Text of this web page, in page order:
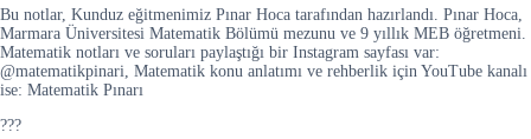
Bu notlar, Kunduz eğitmenimiz Pınar Hoca tarafından hazırlandı. Pınar Hoca,
Marmara Üniversitesi Matematik Bölümü mezunu ve 9 yıllık MEB öğretmeni.
Matematik notları ve soruları paylaştığı bir Instagram sayfası var:
@matematikpinari, Matematik konu anlatımı ve rehberlik için YouTube kanalı
ise: Matematik Pınarı
???